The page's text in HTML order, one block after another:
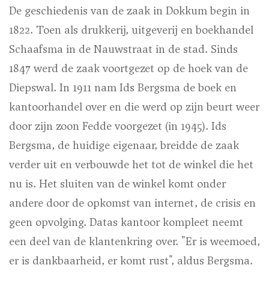
De geschiedenis van de zaak in Dokkum begin in
1822. Toen als drukkerij, uitgeverij en boekhandel
Schaafsma in de Nauwstraat in de stad. Sinds
1847 werd de zaak voortgezet op de hoek van de
Diepswal. In 1911 nam Ids Bergsma de boek en
kantoorhandel over en die werd op zijn beurt weer
door zijn zoon Fedde voorgezet (in 1945). Ids
Bergsma, de huidige eigenaar, breidde de zaak
verder uit en verbouwde het tot de winkel die het
nu is. Het sluiten van de winkel komt onder
andere door de opkomst van internet, de crisis en
geen opvolging. Datas kantoor kompleet neemt
een deel van de klantenkring over. "Er is weemoed,
er is dankbaarheid, er komt rust", aldus Bergsma.